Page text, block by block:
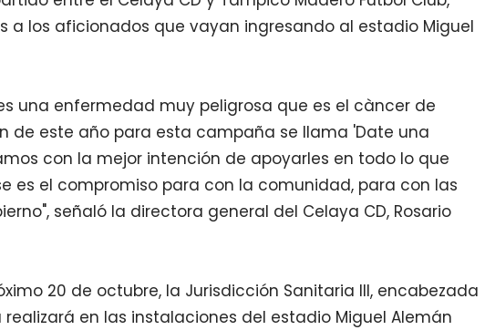
a los aficionados que vayan ingresando al estadio Miguel
una enfermedad muy peligrosa que es el càncer de
de este año para esta campaña se llama 'Date una
con la mejor intención de apoyarles en todo lo que
es el compromiso para con la comunidad, para con las
señaló la directora general del Celaya CD, Rosario
20 de octubre, la Jurisdicción Sanitaria III, encabezada
realizará en las instalaciones del estadio Miguel Alemán